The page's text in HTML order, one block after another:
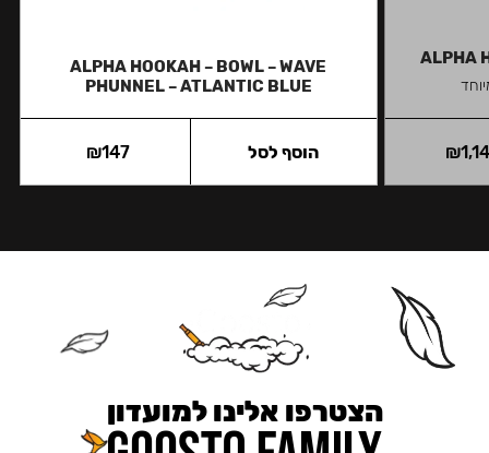
ALPHA
₪
ALPHA HOOKAH – BOWL – WAVE
PHUNNEL – ATLANTIC BLUE
₪147 הוסף לסל
הצטרפו אלינו למועדון